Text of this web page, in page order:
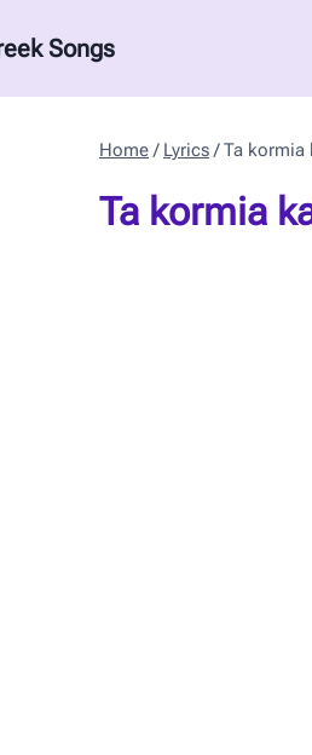
Songs
Home / Lyrics / Ta kormia
Ta kormia